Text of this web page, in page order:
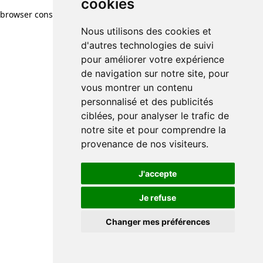
cookies
Nous utilisons des cookies et
d'autres technologies de suivi
pour améliorer votre expérience
de navigation sur notre site, pour
vous montrer un contenu
personnalisé et des publicités
ciblées, pour analyser le trafic de
notre site et pour comprendre la
provenance de nos visiteurs.
J'accepte
Je refuse
Changer mes préférences
browser console for more information)